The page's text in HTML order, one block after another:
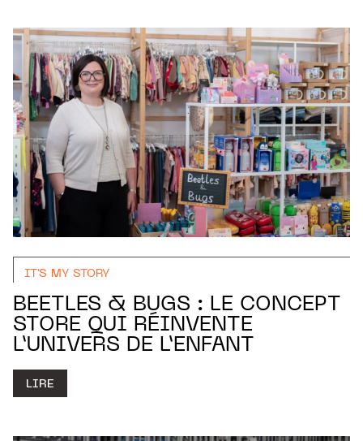
IT'S MY STORY
BEETLES & BUGS : LE CONCEPT
STORE QUI RÉINVENTE
L’UNIVERS DE L’ENFANT
LIRE